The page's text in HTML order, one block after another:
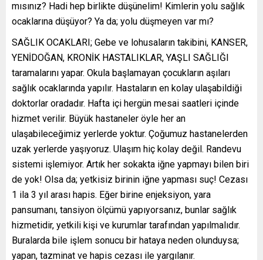
mısınız? Hadi hep birlikte düşünelim! Kimlerin yolu sağlık
ocaklarına düşüyor? Ya da; yolu düşmeyen var mı?
SAĞLIK OCAKLARI; Gebe ve lohusaların takibini, KANSER,
YENİDOĞAN, KRONİK HASTALIKLAR, YAŞLI SAĞLIĞI
taramalarını yapar. Okula başlamayan çocukların aşıları
sağlık ocaklarında yapılır. Hastaların en kolay ulaşabildiği
doktorlar oradadır. Hafta içi hergün mesai saatleri içinde
hizmet verilir. Büyük hastaneler öyle her an
ulaşabileceğimiz yerlerde yoktur. Çoğumuz hastanelerden
uzak yerlerde yaşıyoruz. Ulaşım hiç kolay değil. Randevu
sistemi işlemiyor. Artık her sokakta iğne yapmayı bilen biri
de yok! Olsa da; yetkisiz birinin iğne yapması suç! Cezası
1 ila 3 yıl arası hapis. Eğer birine enjeksiyon, yara
pansumanı, tansiyon ölçümü yapıyorsanız, bunlar sağlık
hizmetidir, yetkili kişi ve kurumlar tarafından yapılmalıdır.
Buralarda bile işlem sonucu bir hataya neden olunduysa;
yapan, tazminat ve hapis cezası ile yargılanır.